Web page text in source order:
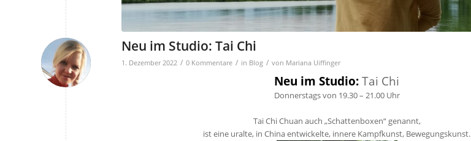
Neu im Studio: Tai Chi
1. Dezember 2022 / 0 Kommentare / in Blog / von Mariana Uiffinger
Neu im Studio:Tai Chi
Donnerstags von 19.30 – 21.00 Uhr
Tai Chi Chuan auch „Schattenboxen“ genannt,
ist eine uralte, in China entwickelte, innere Kampfkunst, Bewegungskunst.